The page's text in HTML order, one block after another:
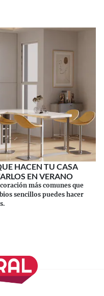
HACEN TU CASA
EN VERANO
más comunes que
sencillos puedes hacer